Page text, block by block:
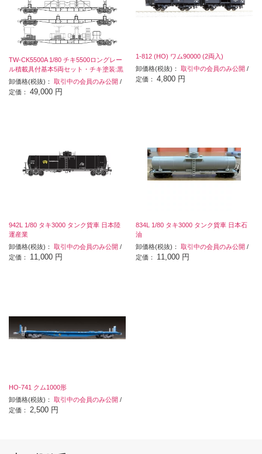
TW-CK5500A 1/80 チキ5500ロングレー
ル積載具付基本5両セット・チキ塗装:黒
卸価格(税抜)： 取引中の会員のみ公開 /
定価： 49,000 円
1-812 (HO) ワム90000 (2両入)
卸価格(税抜)：取引中の会員のみ公開 /
定価：4,800 円
942L 1/80 タキ3000 タンク貨車 日本陸
運産業
卸価格(税抜)： 取引中の会員のみ公開 /
定価： 11,000 円
834L 1/80 タキ3000 タンク貨車 日本石
油
卸価格(税抜)：取引中の会員のみ公開 /
定価： 11,000 円
HO-741 クム1000形
卸価格(税抜)： 取引中の会員のみ公開 /
定価： 2,500 円